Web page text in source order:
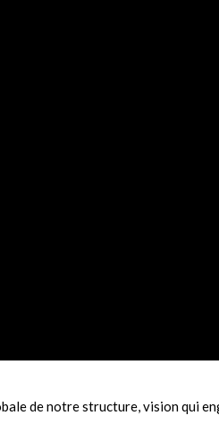
de notre structure, vision qui